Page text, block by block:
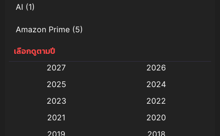
AI (1)
Amazon Prime (5)
Anal (ประตูหลัง)
Animation การ์ตูน
Animation อนิเมะ
เลือกดูตามปี
2027
2026
2025
2024
2023
2022
2021
2020